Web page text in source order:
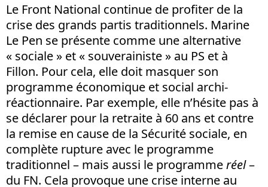
Le Front National continue de profiter de la
crise des grands partis traditionnels. Marine
Le Pen se présente comme une alternative
« sociale » et « souverainiste » au PS et à
Fillon. Pour cela, elle doit masquer son
programme économique et social archi-
réactionnaire. Par exemple, elle n’hésite pas à
se déclarer pour la retraite à 60 ans et contre
la remise en cause de la Sécurité sociale, en
complète rupture avec le programme
traditionnel – mais aussi le programmeréel–
du FN. Cela provoque une crise interne au